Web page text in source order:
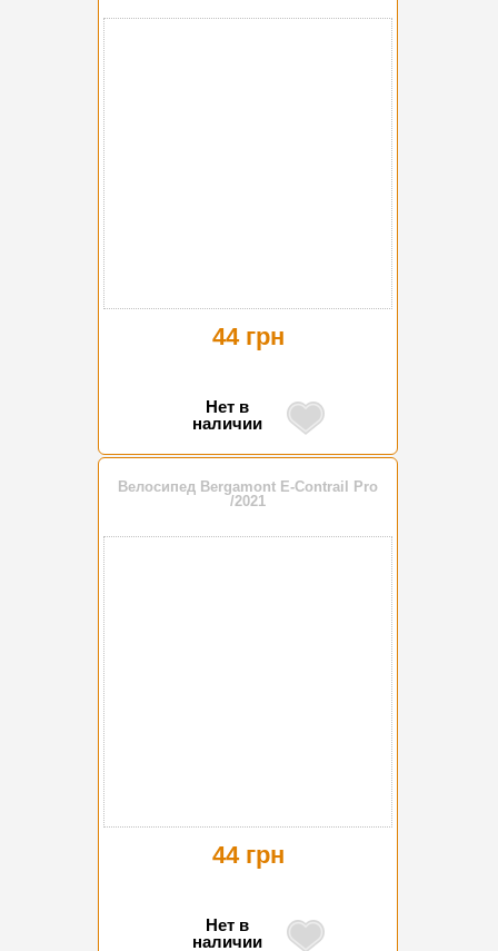
44 грн
Нет в
наличии
Велосипед Bergamont E-Contrail Pro
/2021
44 грн
Нет в
наличии